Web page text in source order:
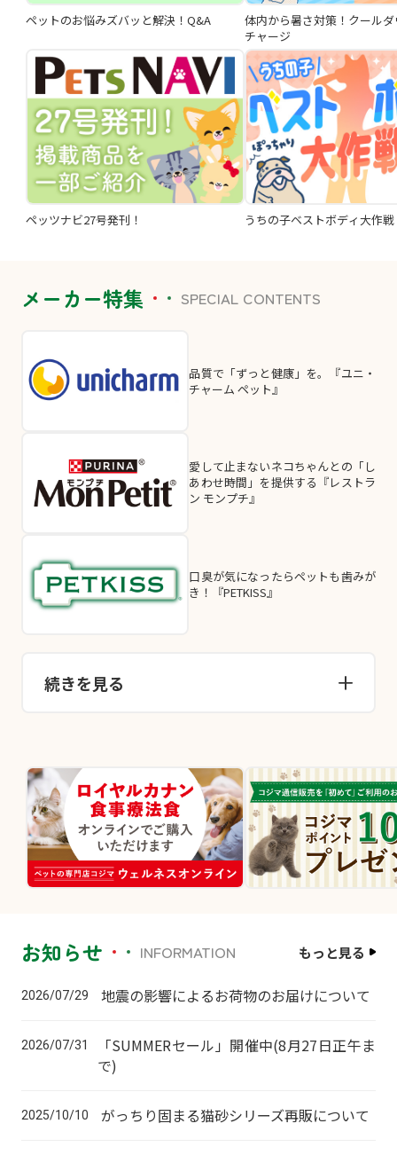
ペットのお悩みズバッと解決！Q&A
体内から暑さ対策！クール
チャージ
ペッツナビ27号発刊！ うちの子ベストボディ大作戦
メーカー特集 SPECIAL CONTENTS
品質で「ずっと健康」を。『ユニ・
チャーム ペット』
愛して止まないネコちゃんとの「し
あわせ時間」を提供する『レストラ
ン モンプチ』
口臭が気になったらペットも歯みが
き！『PETKISS』
続きを見る
お知らせ INFORMATION もっと見る
2026/07/29 地震の影響によるお荷物のお届けについて
2026/07/31
「SUMMERセール」開催中(8月27日正午ま
で)
2025/10/10 がっちり固まる猫砂シリーズ再販について